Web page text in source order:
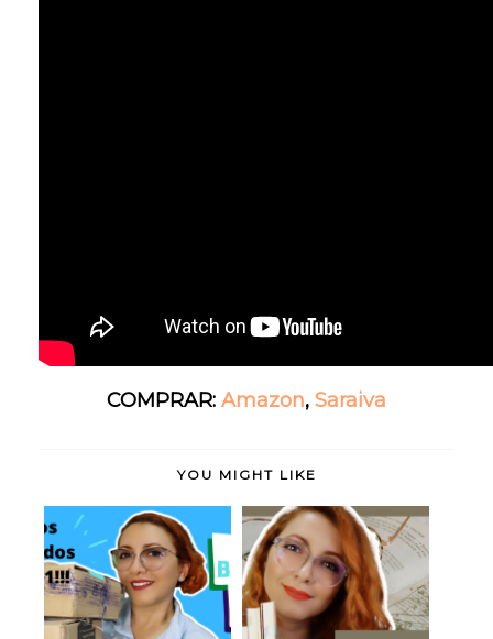
COMPRAR: Amazon, Saraiva
YOU MIGHT LIKE
Último Book Haul de
2021! (Livros a...
Leituras de Outubro
de 2021